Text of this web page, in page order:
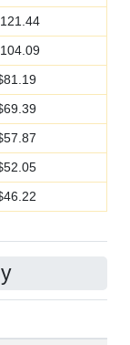
121.44
104.09
81.19
69.39
57.87
52.05
46.22